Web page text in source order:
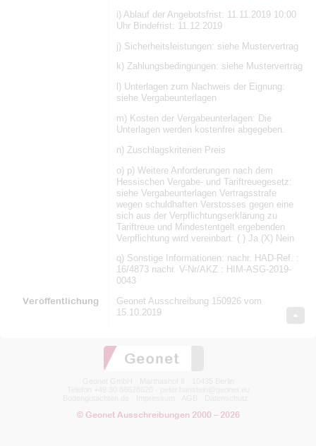
i) Ablauf der Angebotsfrist: 11.11.2019 10:00
Uhr Bindefrist: 11.12.2019
j) Sicherheitsleistungen: siehe Mustervertrag
k) Zahlungsbedingungen: siehe Mustervertrag
l) Unterlagen zum Nachweis der Eignung:
siehe Vergabeunterlagen
m) Kosten der Vergabeunterlagen: Die
Unterlagen werden kostenfrei abgegeben.
n) Zuschlagskriterien Preis
o) p) Weitere Anforderungen nach dem
Hessischen Vergabe- und Tariftreuegesetz:
siehe Vergabeunterlagen Vertragsstrafe
wegen schuldhaften Verstosses gegen eine
sich aus der Verpflichtungserklärung zu
Tariftreue und Mindestentgelt ergebenden
Verpflichtung wird vereinbart: ( ) Ja (X) Nein
q) Sonstige Informationen: nachr. HAD-Ref. :
16/4873 nachr. V-Nr/AKZ : HIM-ASG-2019-
0043
Veröffentlichung
Geonet Ausschreibung 150926 vom
15.10.2019
© Geonet Ausschreibungen 2000 – 2026